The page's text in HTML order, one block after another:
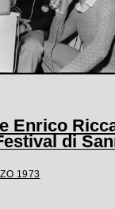
Enrico
di
1973